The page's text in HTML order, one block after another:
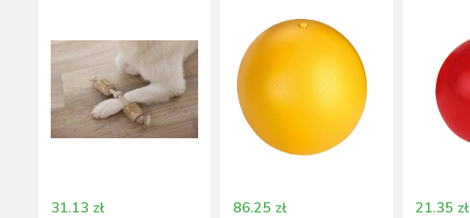
31.13 zł 86.25 zł 21.35 zł